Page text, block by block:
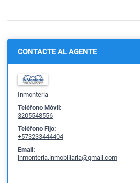
CONTACTE AL AGENTE
Inmonteria
Teléfono Móvil:
3205548556
Teléfono Fijo:
+573233444404
Email:
inmonteria.inmobiliaria@gmail.com